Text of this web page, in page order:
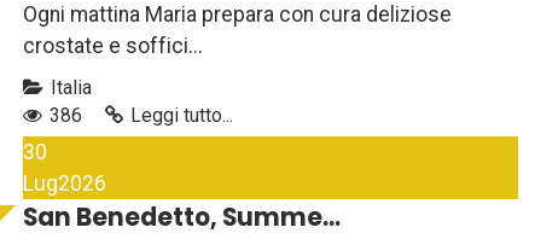
Ogni mattina Maria prepara con cura deliziose
crostate e soffici...
Italia
386
Leggi tutto...
30
Lug2026
San Benedetto, Summe...